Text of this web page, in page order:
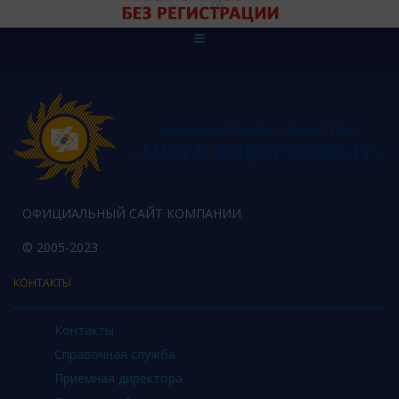
ОФИЦИАЛЬНЫЙ САЙТ КОМПАНИИ
© 2005-2023
КОНТАКТЫ
Контакты
Справочная служба
Приемная директора